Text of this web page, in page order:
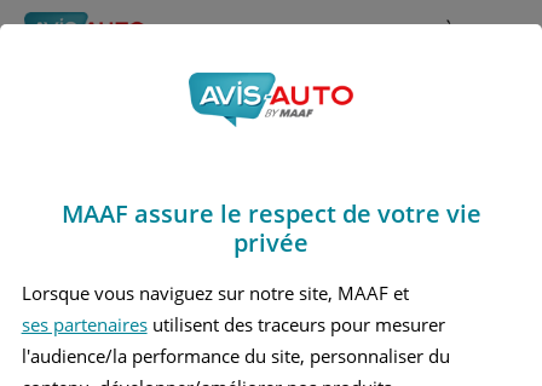
Rechercher À propos
Obtenir un devis d'assurance auto MAAF
Avis Mercedes benz
Marques>Mercedes benz > Slc180
MERCEDES BENZ SLC180 1 CABRIOLET
MAAF assure le respect de votre vie
privée
Lorsque vous naviguez sur notre site, MAAF et
ses partenairesutilisent des traceurs pour mesurer
l'audience/la performance du site, personnaliser du